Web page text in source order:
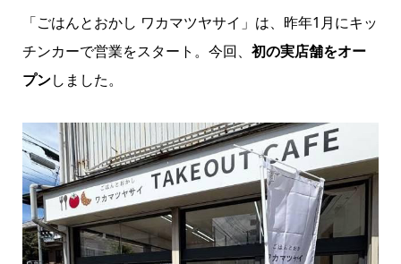
「ごはんとおかし ワカマツヤサイ」は、昨年1月にキッ
チンカーで営業をスタート。今回、 初の実店舗をオー
プンしました。